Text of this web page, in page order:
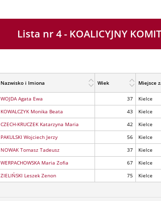
Lista nr 4 - KOALICYJNY
Nazwisko i Imiona Wiek Miejsce
WOJDA Agata Ewa 37 Kielce
KOWALCZYK Monika Beata 43 Kielce
CZECH-KRUCZEK Katarzyna Maria 42 Kielce
PAKULSKI Wojciech Jerzy 56 Kielce
NOWAK Tomasz Tadeusz 37 Kielce
WERPACHOWSKA Maria Zofia 67 Kielce
ZIELIŃSKI Leszek Zenon 75 Kielce